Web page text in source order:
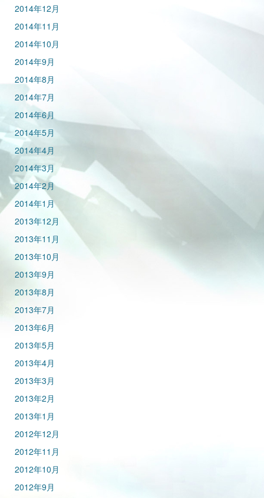
2014年12月
2014年11月
2014年10月
2014年9月
2014年8月
2014年7月
2014年6月
2014年5月
2014年4月
2014年3月
2014年2月
2014年1月
2013年12月
2013年11月
2013年10月
2013年9月
2013年8月
2013年7月
2013年6月
2013年5月
2013年4月
2013年3月
2013年2月
2013年1月
2012年12月
2012年11月
2012年10月
2012年9月